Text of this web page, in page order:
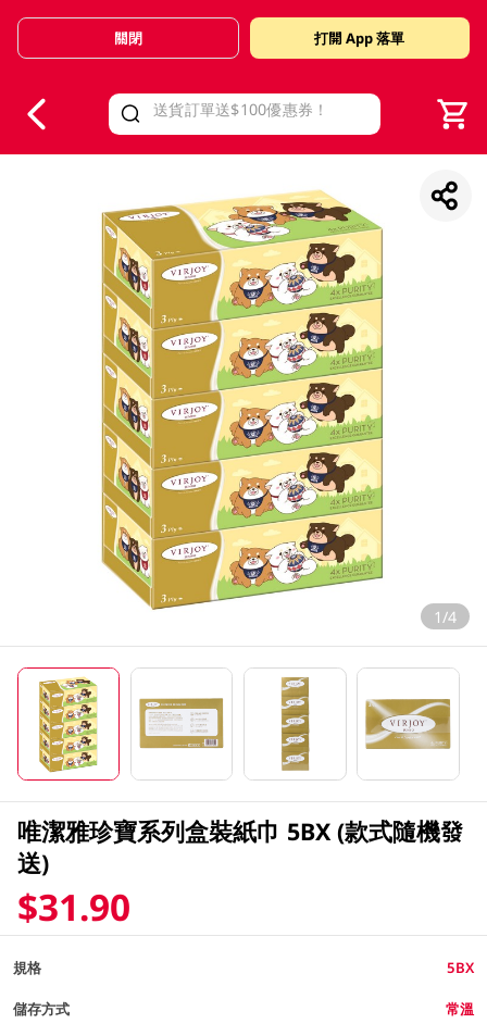
Valid Until 30 June 2026
關閉 打開 App 落單
1/4
唯潔雅珍寶系列盒裝紙巾 5BX (款式隨機發
送)
$31.90
規格 5BX
儲存方式 常溫